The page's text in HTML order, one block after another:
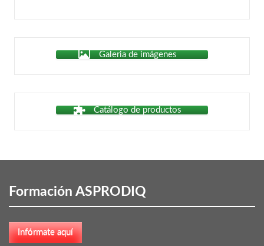
Galeria de imágenes
Catálogo de productos
Formación ASPRODIQ